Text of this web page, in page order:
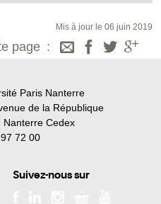
Mis à jour le 06 juin 2019
page
Paris Nanterre
de la République
Nanterre Cedex
72 00
Suivez-nous sur